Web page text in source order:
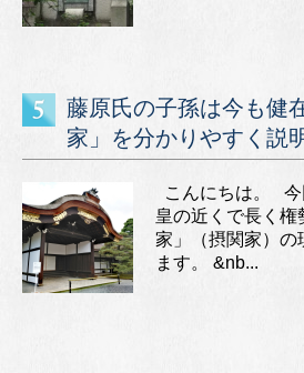
藤原氏の子孫は今も健
家」を分かりやすく説
こんにちは。 今
皇の近くで長く権
家」（摂関家）の
ます。 &nb...